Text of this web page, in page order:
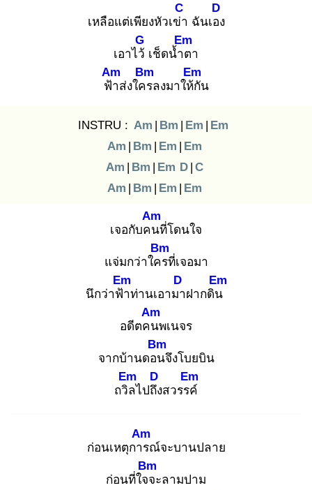
เหลือแต่เพียงหัวเข่า
C
ฉันเอง
D
เอาไว้
G
เช็ดน้ำต
Em
า
ฟ้า
Am
ส่งใคร
Bm
ลงมาให้กั
Em
น
INSTRU : Am | Bm | Em | Em
Am | Bm | Em | Em
Am | Bm | Em D | C
Am | Bm | Em | Em
เจอกับคน
Am
ที่โดนใจ
แจ่มกว่าใคร
Bm
ที่เจอมา
นึกว่าฟ้า
Em
ท่านเอามา
D
ฝากดิน
Em
อดีตคน
Am
พเนจร
จากบ้านดอน
Bm
จึงโบยบิน
ถวิล
Em
ไปถึง
D
สวรรค์
Em
ก่อนเหตุการ
Am
ณ์จะบานปลาย
ก่อนที่ใจจ
Bm
ะลามปาม